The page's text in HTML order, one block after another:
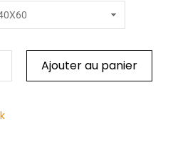
Ajouter au panier